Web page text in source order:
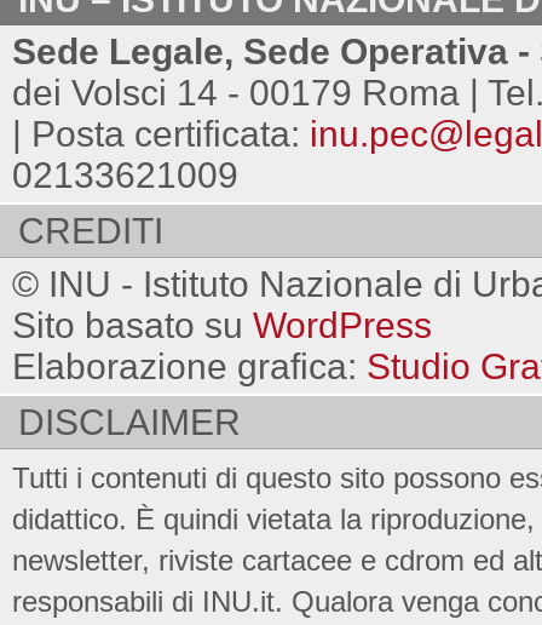
Sede Legale, Sede Operativa
dei Volsci 14 - 00179 Roma |
| Posta certificata:
02133621009
CREDITI
© INU - Istituto Nazionale di
Sito basato su WordPress
Elaborazione grafica: Studio
DISCLAIMER
Tutti i contenuti di questo sito possono
didattico. È quindi vietata la
newsletter, riviste cartacee e cdrom ed
responsabili di INU.it. Qualora venga